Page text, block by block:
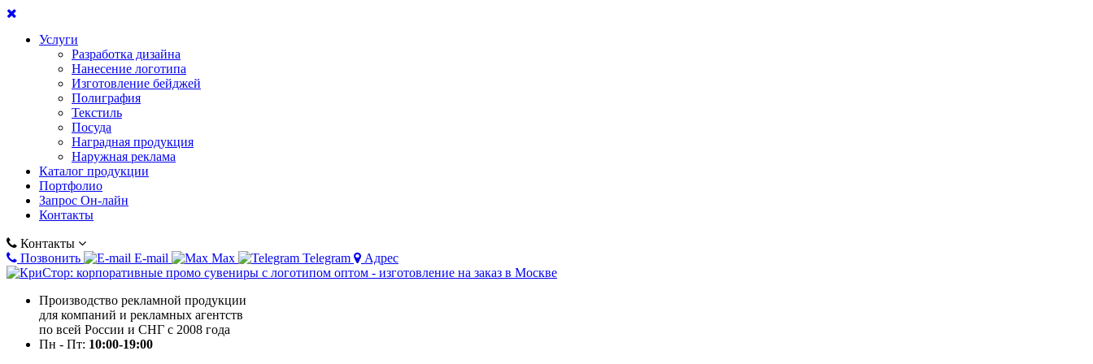
Услуги
Разработка дизайна
Нанесение логотипа
Изготовление бейджей
Полиграфия
Текстиль
Посуда
Наградная продукция
Наружная реклама
Каталог продукции
Портфолио
Запрос Он-лайн
Контакты
Контакты
Позвонить
E-mail Max Telegram Адрес
Производство рекламной продукции
для компаний и рекламных агентств
по всей России и СНГ с 2008 года
Пн - Пт: 10:00-19:00